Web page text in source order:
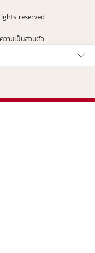
reserved.
วามเป็นส่วนตัว